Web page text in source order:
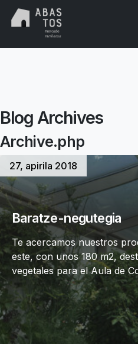
Skip to main content
Blog Archives
Archive.php
27, apirila 2018
Baratze-negutegia
Te acercamos nuestros
este, con unos 180 m2,
vegetales para el Aula de